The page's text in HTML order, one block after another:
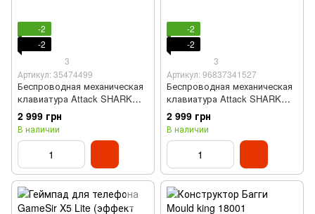
-2
-2
3
Артикул: 35474499
Беспроводная механическая
клавиатура Attack SHARK
X85 (82 клавиши, BT, 2.4 ГГц,
USB Type-C, BlackBerry)
2 999 грн
В наличии
-2
-2
3
Артикул: 96837341527
Беспроводная механическая
клавиатура Attack SHARK
X85 (82 клавиши, BT, 2.4 Гц,
USB Type-C, Starlight White)
2 999 грн
В наличии